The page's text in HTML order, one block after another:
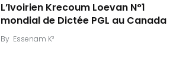
L’Ivoirien Krecoum Loevan N°1
mondial de Dictée PGL au Canada
By Essenam K²